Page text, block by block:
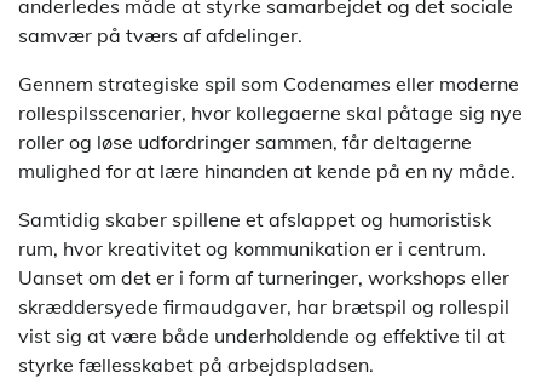
anderledes måde at styrke samarbejdet og det sociale
samvær på tværs af afdelinger.
Gennem strategiske spil som Codenames eller moderne
rollespilsscenarier, hvor kollegaerne skal påtage sig nye
roller og løse udfordringer sammen, får deltagerne
mulighed for at lære hinanden at kende på en ny måde.
Samtidig skaber spillene et afslappet og humoristisk
rum, hvor kreativitet og kommunikation er i centrum.
Uanset om det er i form af turneringer, workshops eller
skræddersyede firmaudgaver, har brætspil og rollespil
vist sig at være både underholdende og effektive til at
styrke fællesskabet på arbejdspladsen.